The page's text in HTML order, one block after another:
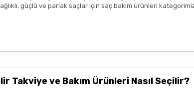
kargo bütün işleyiş çok güzel
güçlü ve parlak saçlar için saç bakım ürünleri
Takviye ve Bakım Ürünleri Nasıl Seçilir?